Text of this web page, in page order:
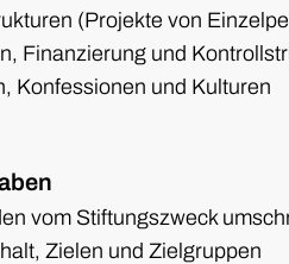
(Projekte von
Finanzierung und
Konfessionen und Kulturen
vom Stiftungszweck
Zielen und Zielgruppen